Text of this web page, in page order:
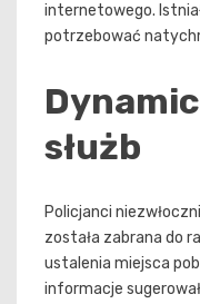
internetowego.
potrzebować
służb
Policjanci
została zabrana do
ustalenia miejsca
informacje